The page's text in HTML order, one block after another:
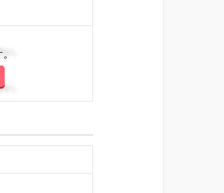
。
。